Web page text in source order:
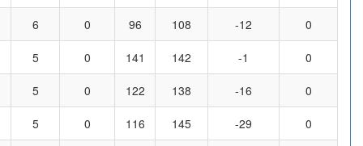
6 0 96 108 -12 0
5 0 141 142 -1 0
5 0 122 138 -16 0
5 0 116 145 -29 0